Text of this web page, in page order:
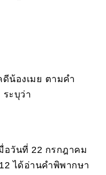
น้องเมย ตามคำ
ะบุว่า
อวันที่ 22 กรกฎาคม
ได้อ่านคำพิพากษา